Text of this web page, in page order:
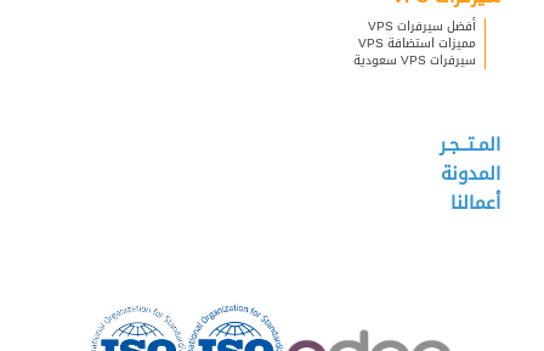
أفضل سيرفرات VPS
مميزات استضافة VPS
سيرفرات VPS سعودية
المـتــجـر
المدونة
أعمالنا